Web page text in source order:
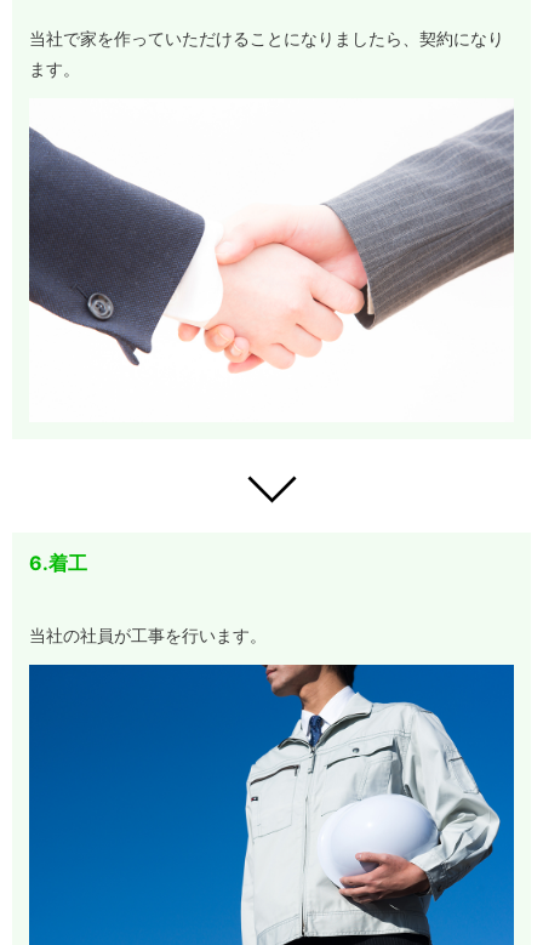
当社で家を作っていただけることになりましたら、契約になり
ます。
6.着工
当社の社員が工事を行います。